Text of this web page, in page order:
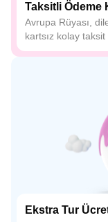
Taksitli Ödeme
Avrupa Rüyası,
kartsız kolay taksit
Ekstra Tur